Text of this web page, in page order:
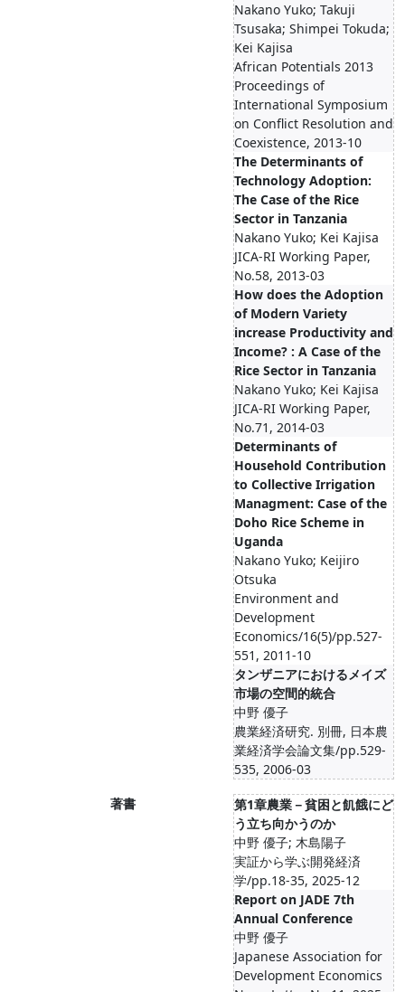
Nakano Yuko; Takuji
Tsusaka; Shimpei Tokuda;
Kei Kajisa
African Potentials 2013
Proceedings of
International Symposium
on Conflict Resolution and
Coexistence, 2013-10
The Determinants of
Technology Adoption:
The Case of the Rice
Sector in Tanzania
Nakano Yuko; Kei Kajisa
JICA-RI Working Paper,
No.58, 2013-03
How does the Adoption
of Modern Variety
increase Productivity and
Income? : A Case of the
Rice Sector in Tanzania
Nakano Yuko; Kei Kajisa
JICA-RI Working Paper,
No.71, 2014-03
Determinants of
Household Contribution
to Collective Irrigation
Managment: Case of the
Doho Rice Scheme in
Uganda
Nakano Yuko; Keijiro
Otsuka
Environment and
Development
Economics/16(5)/pp.527-
551, 2011-10
タンザニアにおけるメイズ
市場の空間的統合
中野 優子
農業経済研究. 別冊, 日本農
業経済学会論文集/pp.529-
535, 2006-03
著書
第1章農業－貧困と飢餓にど
う立ち向かうのか
中野 優子; 木島陽子
実証から学ぶ開発経済
学/pp.18-35, 2025-12
Report on JADE 7th
Annual Conference
中野 優子
Japanese Association for
Development Economics